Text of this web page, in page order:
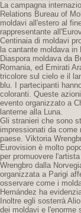
La campagna
Relations Bureau of
moldavi all'estero al
rappresentante
Centinaia di moldavi
la cantante moldava
Diaspora moldava da
Romania, ed Emirati
tricolore sul cielo e il
blu. I partecipanti
coloranti. Queste
evento organizzato a
lanterne alla Luna.
Gli stranieri che sono
impressionati da
paese. Viktoria
Eurovision è molto
per promuovere
Wrengbro dalla
organizzata a Parigi
osservare come i
Hernández ha
Inoltre egli sosterrà
dei moldavi e l'enorme